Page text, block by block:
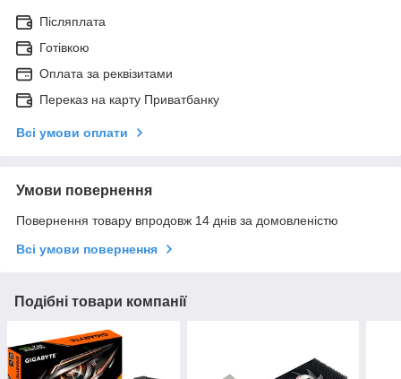
Післяплата
Готівкою
Оплата за реквізитами
Переказ на карту Приватбанку
Всі умови оплати
Умови повернення
Повернення товару впродовж 14 днів за домовленістю
Всі умови повернення
Подібні товари компанії